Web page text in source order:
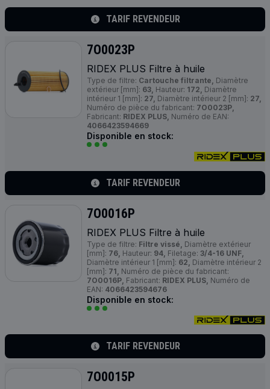
TARIF REVENDEUR
7O0023P
RIDEX PLUS Filtre à huile
Type de filtre: Cartouche filtrante, Diamètre
extérieur [mm]: 63, Hauteur: 172, Diamètre
intérieur 1 [mm]: 27, Diamètre intérieur 2 [mm]: 27,
Numéro de pièce du fabricant: 7O0023P,
Fabricant: RIDEX PLUS, Numéro de EAN:
4066423594669
Disponible en stock:
TARIF REVENDEUR
7O0016P
RIDEX PLUS Filtre à huile
Type de filtre: Filtre vissé, Diamètre extérieur
[mm]: 76, Hauteur: 94, Filetage: 3/4-16 UNF,
Diamètre intérieur 1 [mm]: 62, Diamètre intérieur 2
[mm]: 71, Numéro de pièce du fabricant:
7O0016P, Fabricant: RIDEX PLUS, Numéro de
EAN: 4066423594676
Disponible en stock:
TARIF REVENDEUR
7O0015P